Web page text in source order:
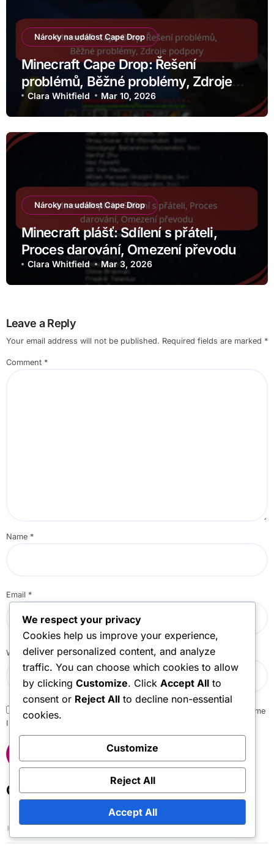
Nároky na událost Cape Drop
Minecraft Cape Drop: Řešení
problémů, Běžné problémy, Zdroje
podpory
Clara Whitfield Mar 10, 2026
Nároky na událost Cape Drop
Minecraft plášť: Sdílení s přáteli,
Proces darování, Omezení převodu
Clara Whitfield Mar 3, 2026
Leave a Reply
Your email address will not be published. Required fields are marked *
Comment *
Name *
Email *
Website
Save my name, email, and website in this browser for the next time
I comment.
Odkazy
Archiv blogu
We respect your privacy
Cookies help us improve your experience,
deliver personalized content, and analyze
traffic. You can choose which cookies to allow
by clicking Customize. Click Accept All to
consent or Reject All to decline non-essential
cookies.
Customize
Reject All
Accept All